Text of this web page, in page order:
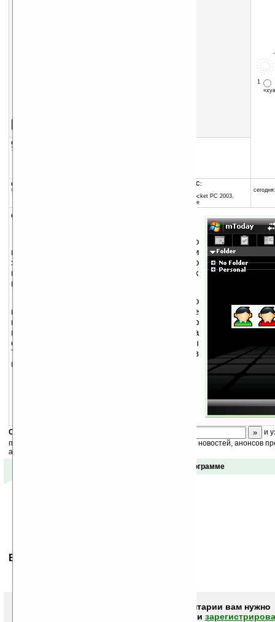
1
группы программы:
Утилиты
программа:
бесплатная
совместима с Pocket PC:
Windows Mobile 2003 (Pocket PC 2003,
Windows CE 4.20) и выше
описание:
— позволяет быстро
переключаться между двумя профилями
экрана Today. Каждый профиль — это
вариант активных или неактивных
предустановленных плагинов.
Ограничения: не полностью
поддерживает RealVGA режим; некоторые
плагины не поддерживаются, например
плагины даты и времени; программа
самостоятельно не переназначает плагины
Today, для изменения надо идти в
настройки Today.
Скоро
и
получайте ежедневный или еженедельный дайджест новостей, анонсов
акций сайта на ваш почтовый ящик.
Отзывы о программе
Ваше мнение будет первым.
Чтобы писать комментарии вам нужно
или